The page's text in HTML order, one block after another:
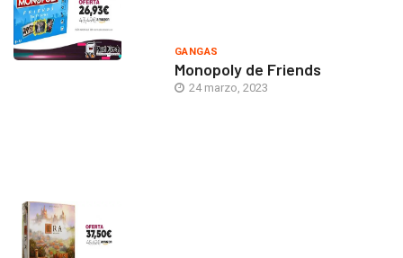
GANGAS
Monopoly de Friends
24 marzo, 2023